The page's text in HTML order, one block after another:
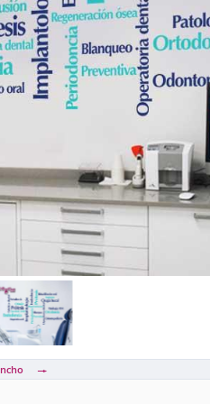
Mapamundi
Musicales
Originales
Percheros